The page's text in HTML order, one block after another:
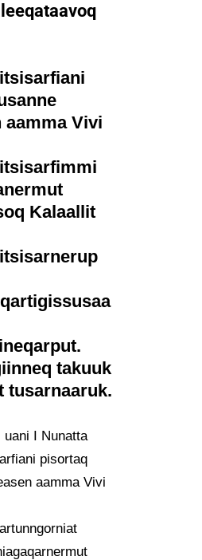
aamma Vivi
Kalaallit
takuuk
tusarnaaruk.
I Nunatta
pisortaq
aamma Vivi